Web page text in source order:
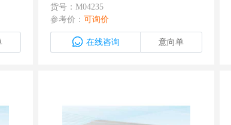
数值：0.001度；有RS232接口
货号：M04235
参考价：可询价
在线咨询 意向单